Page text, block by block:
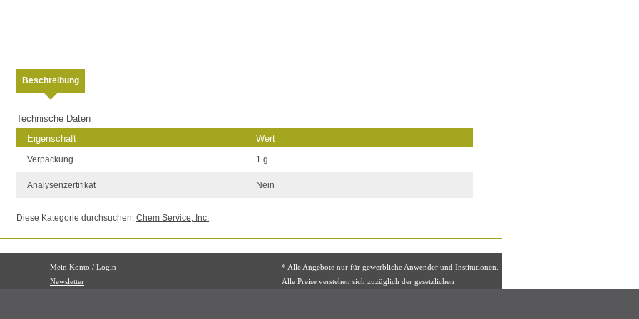
Beschreibung
Technische Daten
Eigenschaft
Wert
Verpackung 1 g
Analysenzertifikat Nein
Diese Kategorie durchsuchen: Chem Service, Inc.
Mein Konto / Login
Newsletter
* Alle Angebote nur für gewerbliche Anwender und Institutionen.
Alle Preise verstehen sich zuzüglich der gesetzlichen